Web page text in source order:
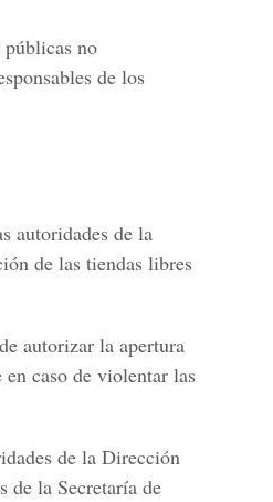
públicas no
de los
autoridades de la
de las tiendas libres
autorizar la apertura
caso de violentar las
de la Dirección
de la Secretaría de